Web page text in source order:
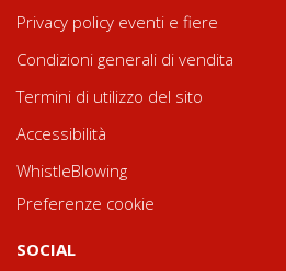
Privacy policy eventi e fiere
Condizioni generali di vendita
Termini di utilizzo del sito
Accessibilità
WhistleBlowing
Preferenze cookie
SOCIAL